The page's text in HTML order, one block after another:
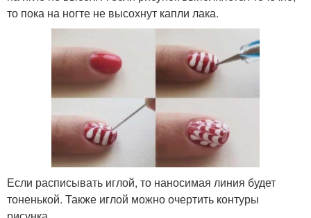
то пока на ногте не высохнут капли лака.
Если расписывать иглой, то наносимая линия будет
тоненькой. Также иглой можно очертить контуры